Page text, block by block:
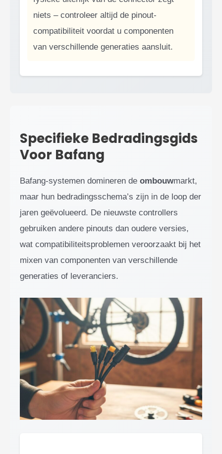
niets – controleer altijd de pinout-
compatibiliteit voordat u componenten
van verschillende generaties aansluit.
Specifieke Bedradingsgids
Voor Bafang
Bafang-systemen domineren de ombouwmarkt,
maar hun bedradingsschema’s zijn in de loop der
jaren geëvolueerd. De nieuwste controllers
gebruiken andere pinouts dan oudere versies,
wat compatibiliteitsproblemen veroorzaakt bij het
mixen van componenten van verschillende
generaties of leveranciers.